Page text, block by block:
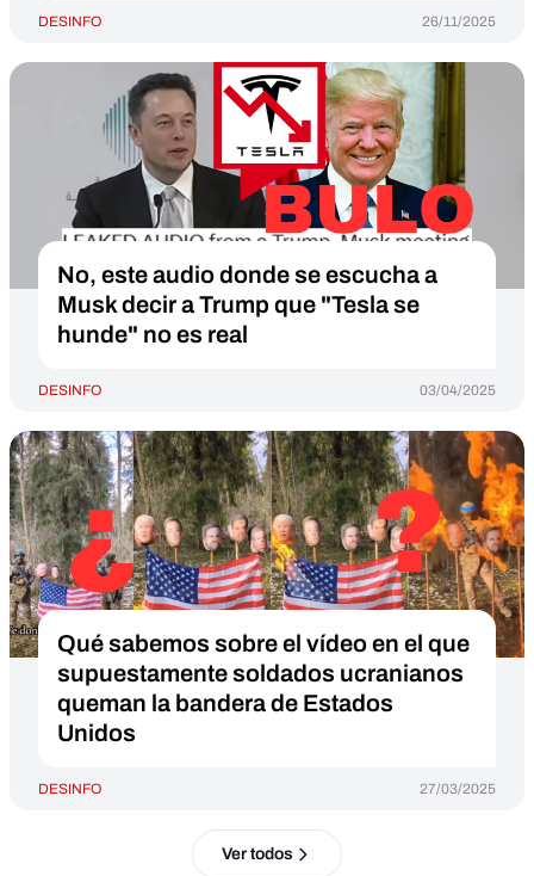
DESINFO 26/11/2025
No, este audio donde se escucha a
Musk decir a Trump que "Tesla se
hunde" no es real
DESINFO 03/04/2025
Qué sabemos sobre el vídeo en el que
supuestamente soldados ucranianos
queman la bandera de Estados
Unidos
DESINFO 27/03/2025
Ver todos